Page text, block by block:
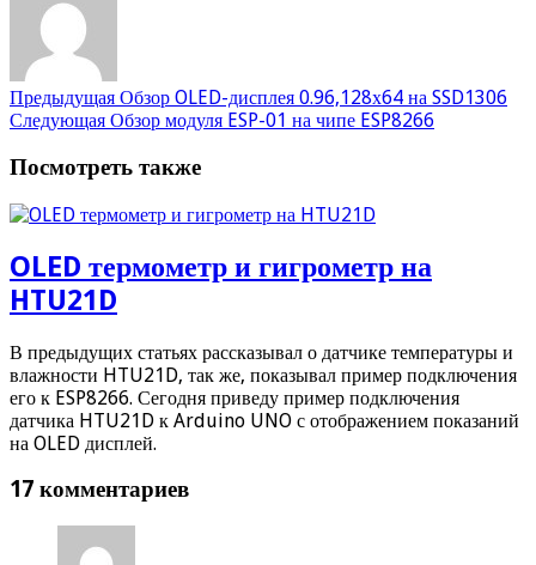
Предыдущая Обзор OLED-дисплея 0.96,128х64 на SSD1306
Следующая Обзор модуля ESP-01 на чипе ESP8266
Посмотреть также
OLED термометр и гигрометр на
HTU21D
В предыдущих статьях рассказывал о датчике температуры и
влажности HTU21D, так же, показывал пример подключения
его к ESP8266. Сегодня приведу пример подключения
датчика HTU21D к Arduino UNO с отображением показаний
на OLED дисплей.
17 комментариев